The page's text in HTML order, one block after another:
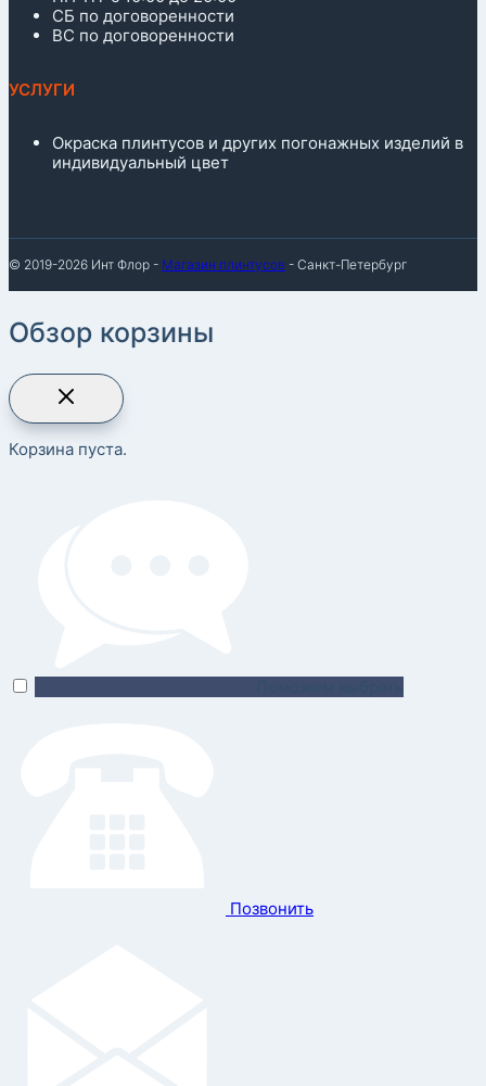
СБ по договоренности
ВС по договоренности
УСЛУГИ
Окраска плинтусов и других погонажных изделий в
индивидуальный цвет
© 2019-2026 Инт Флор - Магазин плинтусов - Санкт-Петербург
Обзор корзины
Корзина пуста.
Позвонить